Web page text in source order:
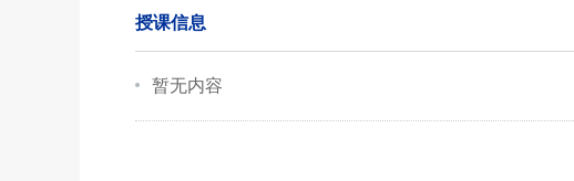
授课信息
暂无内容